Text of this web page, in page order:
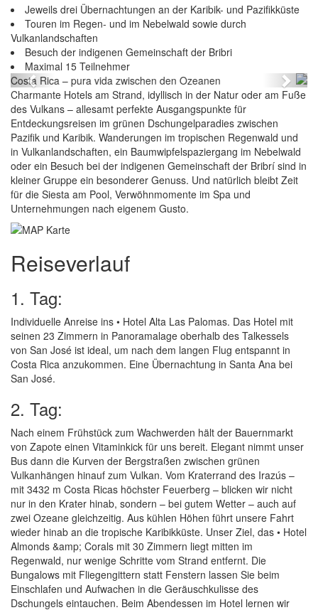
Jeweils drei Übernachtungen an der Karibik- und Pazifikküste
Touren im Regen- und im Nebelwald sowie durch
Vulkanlandschaften
Besuch der indigenen Gemeinschaft der Bribri
Maximal 15 Teilnehmer
Costa Rica – pura vida zwischen den Ozeanen
Previous Next
Charmante Hotels am Strand, idyllisch in der Natur oder am Fuße
des Vulkans – allesamt perfekte Ausgangspunkte für
Entdeckungsreisen im grünen Dschungelparadies zwischen
Pazifik und Karibik. Wanderungen im tropischen Regenwald und
in Vulkanlandschaften, ein Baumwipfelspaziergang im Nebelwald
oder ein Besuch bei der indigenen Gemeinschaft der Bribrí sind in
kleiner Gruppe ein besonderer Genuss. Und natürlich bleibt Zeit
für die Siesta am Pool, Verwöhnmomente im Spa und
Unternehmungen nach eigenem Gusto.
Reiseverlauf
1. Tag:
Individuelle Anreise ins • Hotel Alta Las Palomas. Das Hotel mit
seinen 23 Zimmern in Panoramalage oberhalb des Talkessels
von San José ist ideal, um nach dem langen Flug entspannt in
Costa Rica anzukommen. Eine Übernachtung in Santa Ana bei
San José.
2. Tag:
Nach einem Frühstück zum Wachwerden hält der Bauernmarkt
von Zapote einen Vitaminkick für uns bereit. Elegant nimmt unser
Bus dann die Kurven der Bergstraßen zwischen grünen
Vulkanhängen hinauf zum Vulkan. Vom Kraterrand des Irazús –
mit 3432 m Costa Ricas höchster Feuerberg – blicken wir nicht
nur in den Krater hinab, sondern – bei gutem Wetter – auch auf
zwei Ozeane gleichzeitig. Aus kühlen Höhen führt unsere Fahrt
wieder hinab an die tropische Karibikküste. Unser Ziel, das • Hotel
Almonds &amp; Corals mit 30 Zimmern liegt mitten im
Regenwald, nur wenige Schritte vom Strand entfernt. Die
Bungalows mit Fliegengittern statt Fenstern lassen Sie beim
Einschlafen und Aufwachen in die Geräuschkulisse des
Dschungels eintauchen. Beim Abendessen im Hotel lernen wir